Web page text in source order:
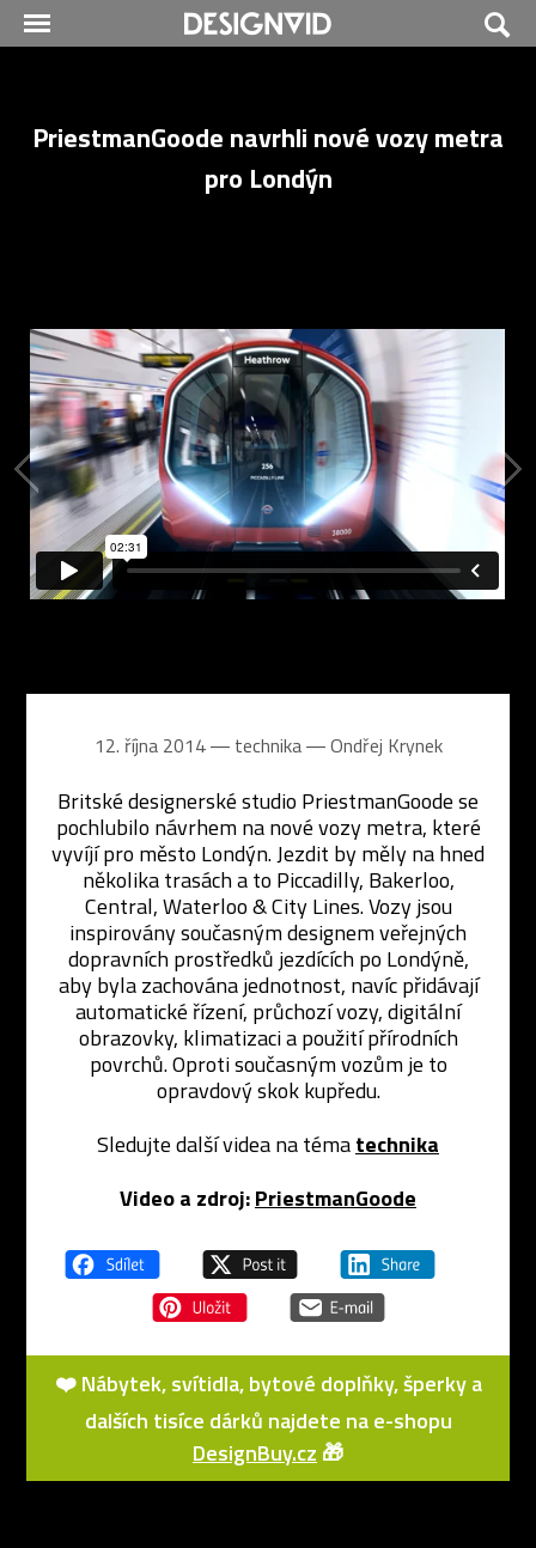
PriestmanGoode navrhli nové vozy metra
pro Londýn
12. října 2014 ― technika ―Ondřej Krynek
Britské designerské studio PriestmanGoode se
pochlubilo návrhem na nové vozy metra, které
vyvíjí pro město Londýn. Jezdit by měly na hned
několika trasách a to Piccadilly, Bakerloo,
Central, Waterloo & City Lines. Vozy jsou
inspirovány současným designem veřejných
dopravních prostředků jezdících po Londýně,
aby byla zachována jednotnost, navíc přidávají
automatické řízení, průchozí vozy, digitální
obrazovky, klimatizaci a použití přírodních
povrchů. Oproti současným vozům je to
opravdový skok kupředu.
Sledujte další videa na tématechnika
Video a zdroj:PriestmanGoode
❤️ Nábytek, svítidla, bytové doplňky, šperky a
dalších tisíce dárků najdete na e-shopu
DesignBuy.cz 🎁